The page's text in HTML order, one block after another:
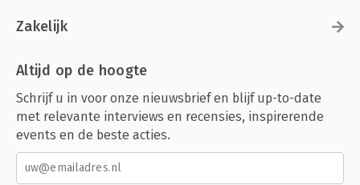
Zakelijk
Altijd op de hoogte
Schrijf u in voor onze nieuwsbrief en blijf up-to-date
met relevante interviews en recensies, inspirerende
events en de beste acties.